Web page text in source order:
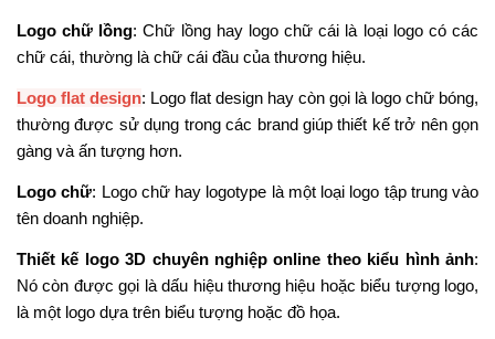
Logo chữ lồng: Chữ lồng hay logo chữ cái là loại logo có các
chữ cái, thường là chữ cái đầu của thương hiệu.
Logo flat design: Logo flat design hay còn gọi là logo chữ bóng,
thường được sử dụng trong các brand giúp thiết kế trở nên gọn
gàng và ấn tượng hơn.
Logo chữ: Logo chữ hay logotype là một loại logo tập trung vào
tên doanh nghiệp.
Thiết kế logo 3D chuyên nghiệp online theo kiểu hình ảnh:
Nó còn được gọi là dấu hiệu thương hiệu hoặc biểu tượng logo,
là một logo dựa trên biểu tượng hoặc đồ họa.